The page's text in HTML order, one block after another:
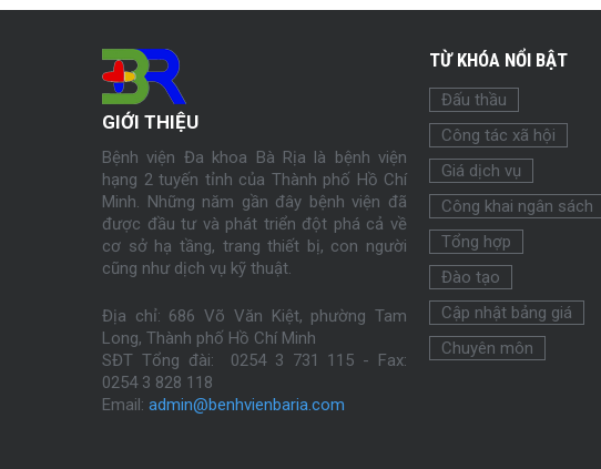
GIỚI THIỆU
Bệnh viện Đa khoa Bà Rịa là bệnh viện
hạng 2 tuyến tỉnh của Thành phố Hồ Chí
Minh. Những năm gần đây bệnh viện đã
được đầu tư và phát triển đột phá cả về
cơ sở hạ tầng, trang thiết bị, con người
cũng như dịch vụ kỹ thuật.
Địa chỉ: 686 Võ Văn Kiệt, phường Tam
Long, Thành phố Hồ Chí Minh
SĐT Tổng đài: 0254 3 731 115 - Fax:
0254 3 828 118
Email: admin@benhvienbaria.com
TỪ KHÓA NỔI BẬT
Đấu thầu
Công tác xã hội
Giá dịch vụ
Công khai ngân sách
Tổng hợp
Đào tạo
Cập nhật bảng giá
Chuyên môn